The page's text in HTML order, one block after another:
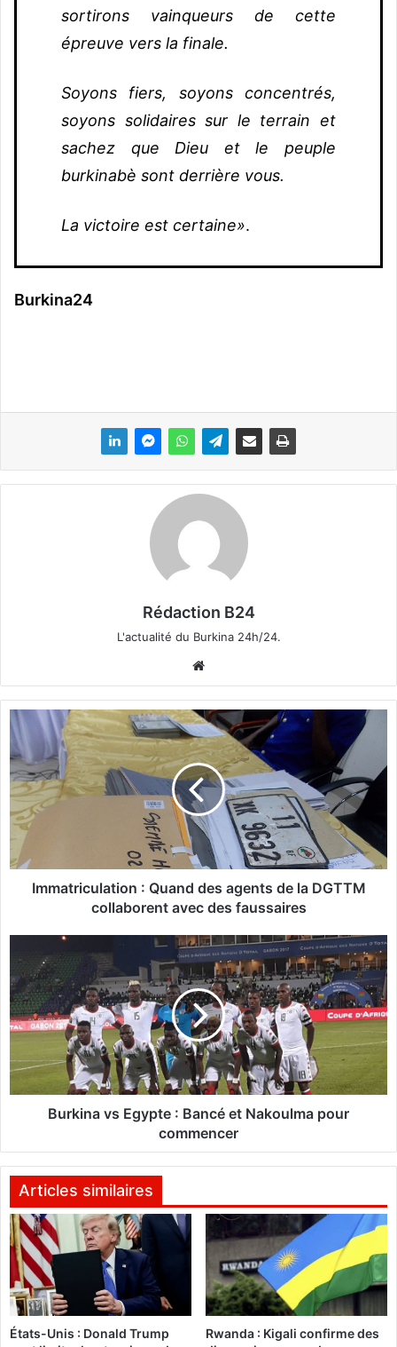
sortirons vainqueurs de cette
épreuve vers la finale.
Soyons fiers, soyons concentrés,
soyons solidaires sur le terrain et
sachez que Dieu et le peuple
burkinabè sont derrière vous.
La victoire est certaine».
Burkina24
Rédaction B24
L'actualité du Burkina 24h/24.
bsi
te
m
m
a
t
r
c
u
n
:
Q
a
s
e
n
s
d
l
Immatriculation : Quand des agents de la DGTTM
collaborent avec des faussaires
r
k
i
n
v
s
y
p
e
:
B
a
n
c
e
Burkina vs Egypte : Bancé et Nakoulma pour
commencer
Articles similaires
États-Unis : Donald Trump
Rwanda : Kigali confirme des